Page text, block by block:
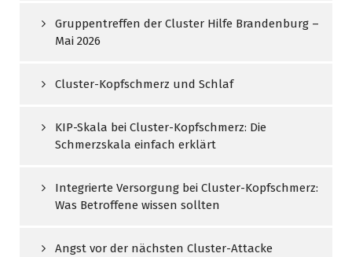
Gruppentreffen der Cluster Hilfe Brandenburg –
Mai 2026
Cluster-Kopfschmerz und Schlaf
KIP-Skala bei Cluster-Kopfschmerz: Die
Schmerzskala einfach erklärt
Integrierte Versorgung bei Cluster-Kopfschmerz:
Was Betroffene wissen sollten
Angst vor der nächsten Cluster-Attacke